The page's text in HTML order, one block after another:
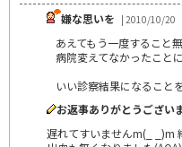
嫌な思いを | 2010/10/20
あえてもう一度すること
病院変えてなかったこと
いい診察結果になること
お返事ありがとうござい
遅れてすいませんm(_ _)m